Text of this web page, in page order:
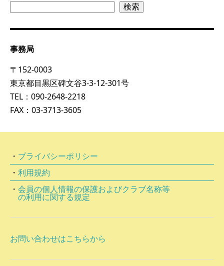
検索
事務局
〒152-0003
東京都目黒区碑文谷3-3-12-301号
TEL：090-2648-2218
FAX：03-3713-3605
・ プライバシーポリシー
・ 利用規約
・ 会員の個⼈情報の保護およびクラブ名称等
の利⽤に関する規定
お問い合わせはこちらから